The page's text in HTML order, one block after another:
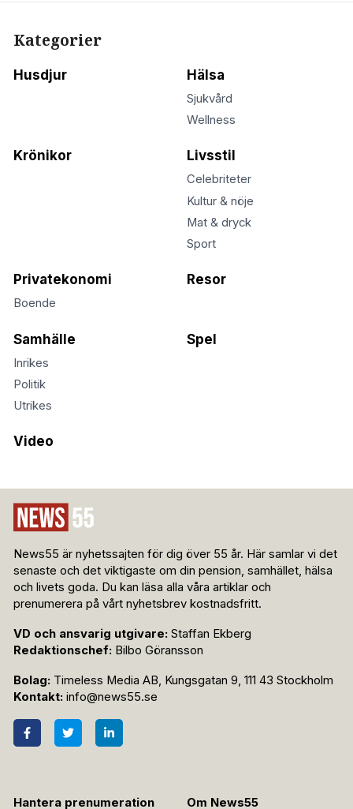
Kategorier
Husdjur Hälsa
Sjukvård
Wellness
Krönikor Livsstil
Celebriteter
Kultur & nöje
Mat & dryck
Sport
Privatekonomi
Boende
Resor
Samhälle
Inrikes
Politik
Utrikes
Spel
Video
News55 är nyhetssajten för dig över 55 år. Här samlar vi det
senaste och det viktigaste om din pension, samhället, hälsa
och livets goda. Du kan läsa alla våra artiklar och
prenumerera på vårt nyhetsbrev kostnadsfritt.
VD och ansvarig utgivare: Staffan Ekberg
Redaktionschef: Bilbo Göransson
Bolag: Timeless Media AB, Kungsgatan 9, 111 43 Stockholm
Kontakt: info@news55.se
Hantera prenumeration Om News55